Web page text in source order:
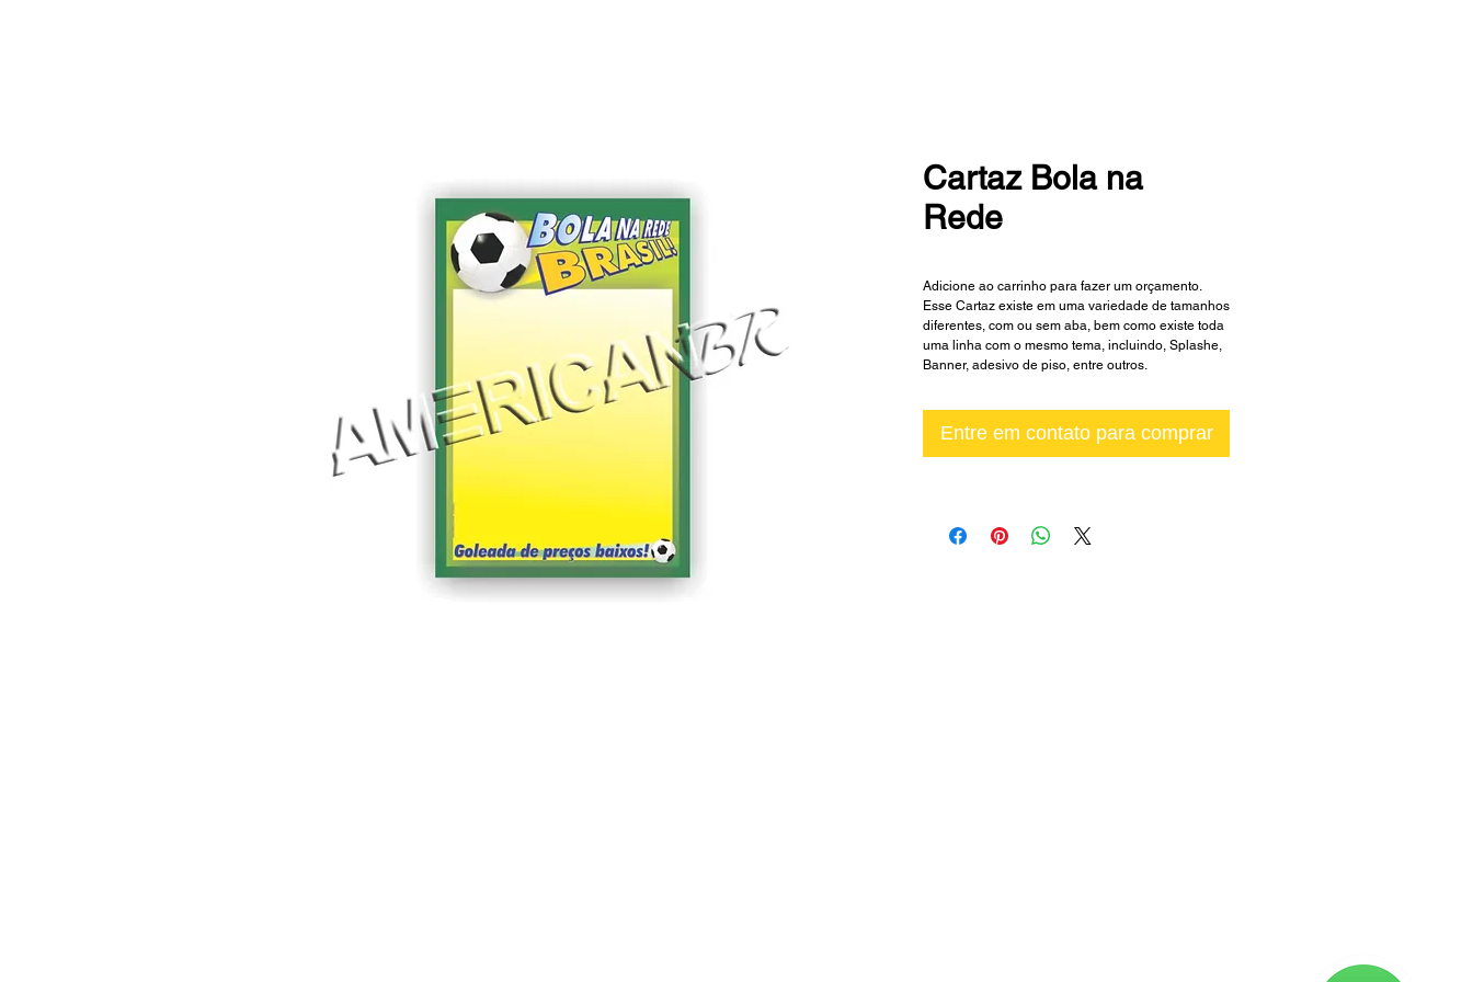
Cartaz Bola na
Rede
Adicione ao carrinho para fazer um orçamento.
Esse Cartaz existe em uma variedade de tamanhos
diferentes, com ou sem aba, bem como existe toda
uma linha com o mesmo tema, incluindo, Splashe,
Banner, adesivo de piso, entre outros.
Entre em contato para comprar